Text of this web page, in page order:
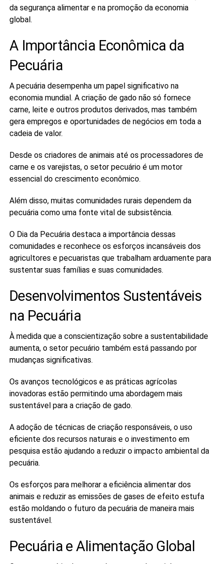
da segurança alimentar e na promoção da economia
global.
A Importância Econômica da
Pecuária
A pecuária desempenha um papel significativo na
economia mundial. A criação de gado não só fornece
carne, leite e outros produtos derivados, mas também
gera empregos e oportunidades de negócios em toda a
cadeia de valor.
Desde os criadores de animais até os processadores de
carne e os varejistas, o setor pecuário é um motor
essencial do crescimento econômico.
Além disso, muitas comunidades rurais dependem da
pecuária como uma fonte vital de subsistência.
O Dia da Pecuária destaca a importância dessas
comunidades e reconhece os esforços incansáveis dos
agricultores e pecuaristas que trabalham arduamente para
sustentar suas famílias e suas comunidades.
Desenvolvimentos Sustentáveis
na Pecuária
À medida que a conscientização sobre a sustentabilidade
aumenta, o setor pecuário também está passando por
mudanças significativas.
Os avanços tecnológicos e as práticas agrícolas
inovadoras estão permitindo uma abordagem mais
sustentável para a criação de gado.
A adoção de técnicas de criação responsáveis, o uso
eficiente dos recursos naturais e o investimento em
pesquisa estão ajudando a reduzir o impacto ambiental da
pecuária.
Os esforços para melhorar a eficiência alimentar dos
animais e reduzir as emissões de gases de efeito estufa
estão moldando o futuro da pecuária de maneira mais
sustentável.
Pecuária e Alimentação Global